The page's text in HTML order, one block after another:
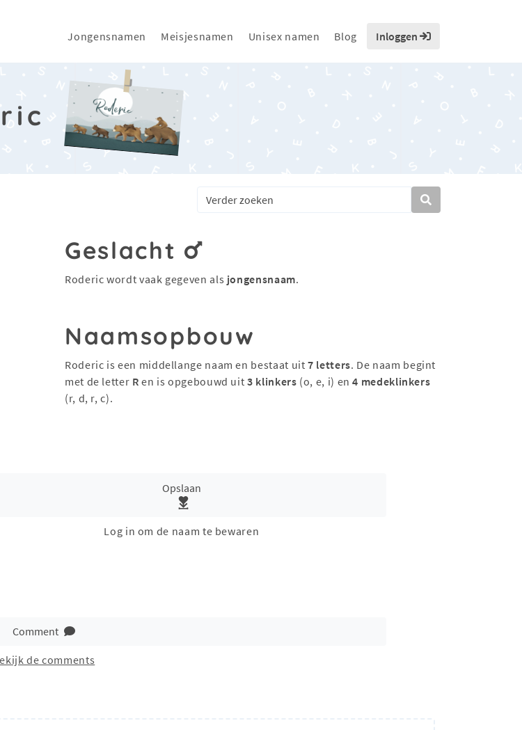
Jongensnamen Meisjesnamen Unisex namen Blog Inloggen
Geslacht
Roderic wordt vaak gegeven als jongensnaam.
Naamsopbouw
Roderic is een middellange naam en bestaat uit7 letters. De naam begint
met de letter R en is opgebouwd uit3 klinkers (o, e, i) en4 medeklinkers
(r, d, r, c).
Opslaan
Log in om de naam te bewaren
Comment
de comments